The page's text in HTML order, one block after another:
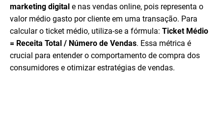
marketing digital e nas vendas online, pois representa o
valor médio gasto por cliente em uma transação. Para
calcular o ticket médio, utiliza-se a fórmula: Ticket Médio
= Receita Total / Número de Vendas. Essa métrica é
crucial para entender o comportamento de compra dos
consumidores e otimizar estratégias de vendas.